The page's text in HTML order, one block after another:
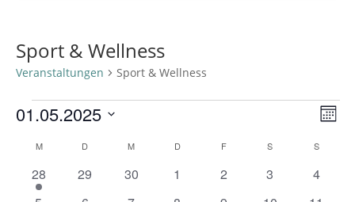
Sport & Wellness
Veranstaltungen Sport & Wellness
Veranstaltungen
01.05.2025
Kalender
von
Veranstaltungen
MMONTAG D DIENSTAGM MITTWOCH
DDONNERSTAG
FFREITAG S SAMSTAGS
1
Veranstaltung
28
0
29
0
30
0
1
0
2
0
3
0
4